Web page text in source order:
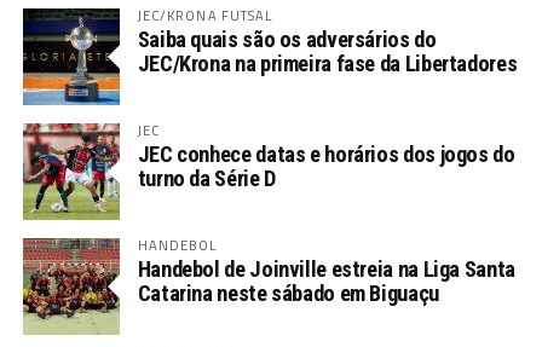
JEC/KRONA FUTSAL
Saiba quais são os adversários do
JEC/Krona na primeira fase da Libertadores
JEC
JEC conhece datas e horários dos jogos do
turno da Série D
HANDEBOL
Handebol de Joinville estreia na Liga Santa
Catarina neste sábado em Biguaçu